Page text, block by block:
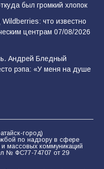
был громкий хлопок
что известно
центрам 07/08/2026
Андрей Бледный
рэпа: «У меня на душе
город)
по надзору в сфере
массовых коммуникаций
№ ФС77-74707 от 29